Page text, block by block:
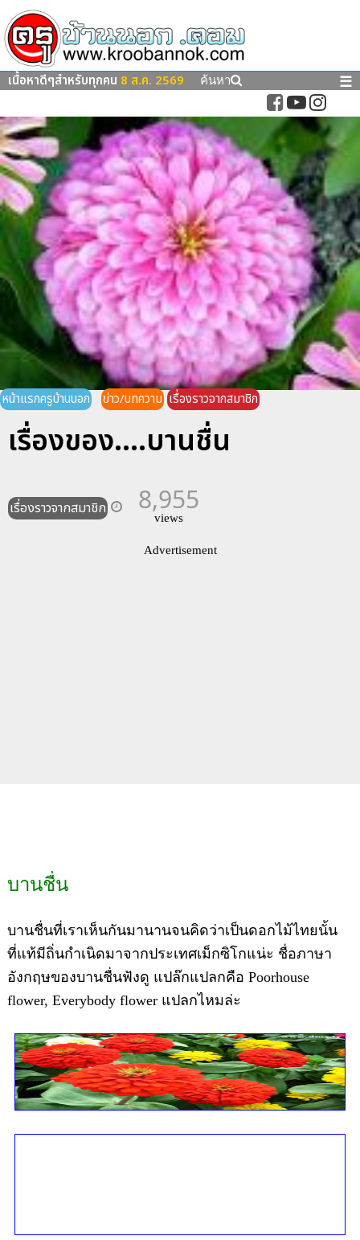
เนื้อหาดีๆสำหรับทุกคน 8 ส.ค. 2569 ค้นหา ☰
หน้าแรกครูบ้านนอก ข่าว/บทความ เรื่องราวจากสมาชิก
เรื่องของ....บานชื่น
เรื่องราวจากสมาชิก 8,955
views
Advertisement
บานชื่น
บานชื่นที่เราเห็นกันมานานจนคิดว่าเป็นดอกไม้ไทยนั้น
ที่แท้มีถิ่นกำเนิดมาจากประเทศเม็กซิโกแน่ะ ชื่อภาษา
อังกฤษของบานชื่นฟังดู แปล๊กแปลกคือ Poorhouse
flower, Everybody flower แปลกไหมล่ะ